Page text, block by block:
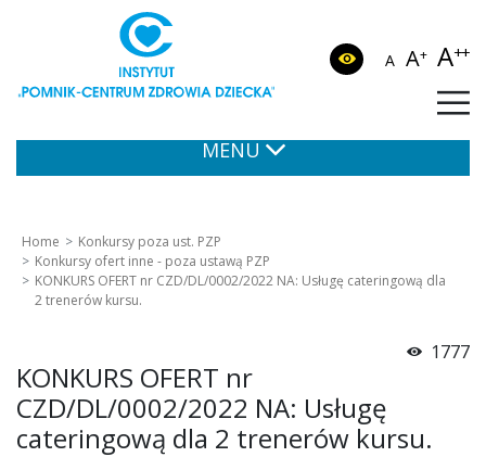
A A+ A++
MENU
Home
Konkursy poza ust. PZP
Konkursy ofert inne - poza ustawą PZP
KONKURS OFERT nr CZD/DL/0002/2022 NA: Usługę cateringową dla
2 trenerów kursu.
1777
KONKURS OFERT nr
CZD/DL/0002/2022 NA: Usługę
cateringową dla 2 trenerów kursu.